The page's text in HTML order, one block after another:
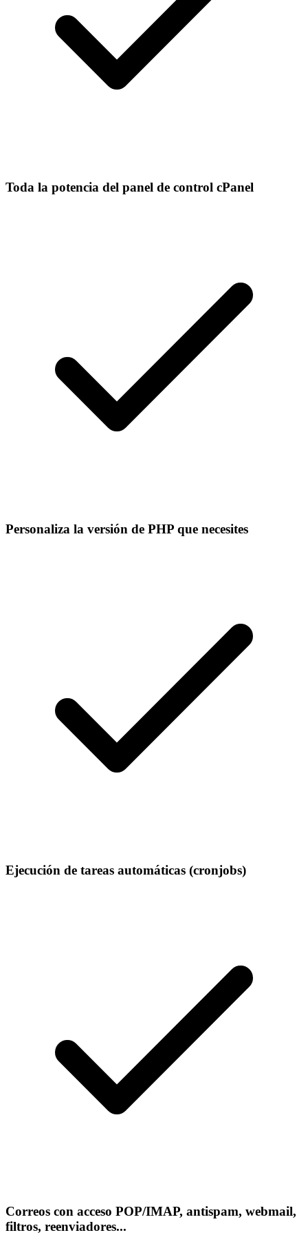
Toda la potencia del panel de control cPanel
Personaliza la versión de PHP que necesites
Ejecución de tareas automáticas (cronjobs)
Correos con acceso POP/IMAP, antispam, webmail,
filtros, reenviadores...